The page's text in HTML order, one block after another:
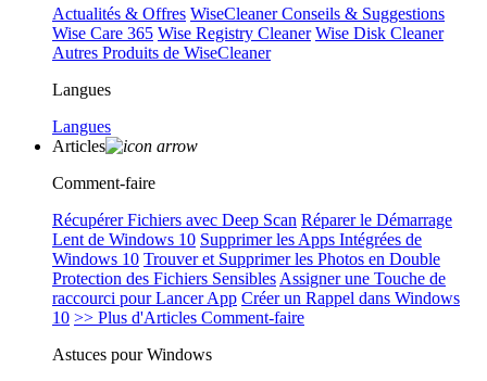
Actualités & Offres WiseCleaner Conseils & Suggestions
Wise Care 365 Wise Registry Cleaner Wise Disk Cleaner
Autres Produits de WiseCleaner
Langues
Langues
Articles
Comment-faire
Récupérer Fichiers avec Deep Scan Réparer le Démarrage
Lent de Windows 10 Supprimer les Apps Intégrées de
Windows 10 Trouver et Supprimer les Photos en Double
Protection des Fichiers Sensibles Assigner une Touche de
raccourci pour Lancer App Créer un Rappel dans Windows
10 >> Plus d'Articles Comment-faire
Astuces pour Windows